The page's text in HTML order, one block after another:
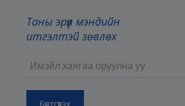
Таны эрүүл мэндийн
итгэлтэй зөвлөх